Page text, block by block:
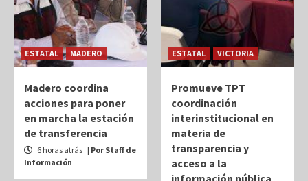
ESTATAL MADERO
Madero coordina
acciones para poner
en marcha la estación
de transferencia
6 horas atrás | Por Staff de
Información
ESTATAL VICTORIA
Promueve TPT
coordinación
interinstitucional en
materia de
transparencia y
acceso a la
información pública